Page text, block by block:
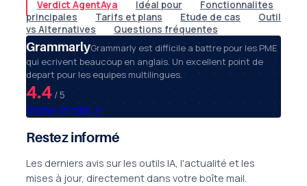
Verdict AgentAya Idéal pour
Fonctionnalites
principales
Tarifs et plans Etude de cas
Outil
vs Alternatives
Questions fréquentes
GrammarlyGrammarly est difficile a battre pour les PME
qui ecrivent beaucoup en anglais. Un excellent point de
depart pour les equipes multilingues.
4.4 / 5
Visiter le site ↗
Restez informé
Les derniers avis sur les outils IA, l'actualité et les
mises à jour, directement dans votre boîte mail.